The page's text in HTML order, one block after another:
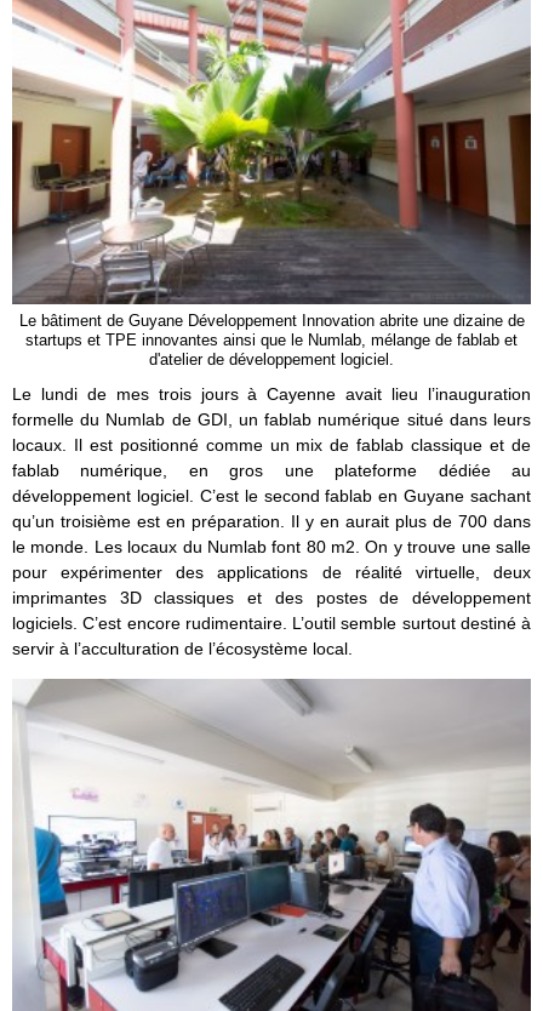
Le bâtiment de Guyane Développement Innovation abrite une dizaine de
startups et TPE innovantes ainsi que le Numlab, mélange de fablab et
d'atelier de développement logiciel.
Le lundi de mes trois jours à Cayenne avait lieu l’inauguration
formelle du Numlab de GDI, un fablab numérique situé dans leurs
locaux. Il est positionné comme un mix de fablab classique et de
fablab numérique, en gros une plateforme dédiée au
développement logiciel. C’est le second fablab en Guyane sachant
qu’un troisième est en préparation. Il y en aurait plus de 700 dans
le monde. Les locaux du Numlab font 80 m2. On y trouve une salle
pour expérimenter des applications de réalité virtuelle, deux
imprimantes 3D classiques et des postes de développement
logiciels. C’est encore rudimentaire. L’outil semble surtout destiné à
servir à l’acculturation de l’écosystème local.